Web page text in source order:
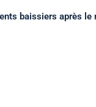
baissiers après le